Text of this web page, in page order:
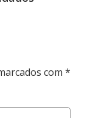
com *